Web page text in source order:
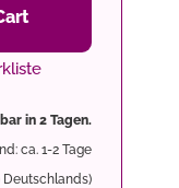
in 2 Tagen.
ca. 1-2 Tage
Deutschlands)